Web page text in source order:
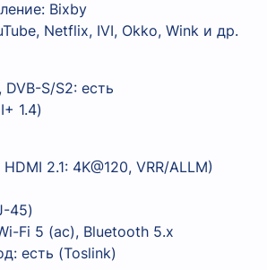
Bixby
Netflix, IVI, Okko, Wink и др.
DVB-S/S2: есть
1.4)
2.1: 4K@120, VRR/ALLM)
45)
Fi 5 (ac), Bluetooth 5.x
есть (Toslink)